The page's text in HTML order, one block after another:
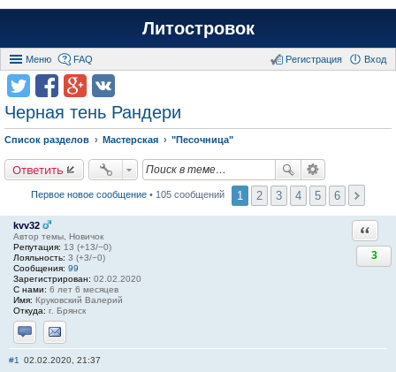
Литостровок
Меню FAQ Вход
Регистрация
Черная тень Рандери
Список разделов Мастерская "Песочница"
Ответить
Первое новое сообщение • 105 сообщений 1 2 3 4 5 6
kvv32
Автор темы, Новичок
Репутация: 13 (+13/−0)
Лояльность: 3 (+3/−0)
Сообщения: 99
Зарегистрирован: 02.02.2020
С нами: 6 лет 6 месяцев
Имя: Круковский Валерий
Откуда: г. Брянск
Отправить личное сообщение
Отправить email
3
#1 02.02.2020, 21:37